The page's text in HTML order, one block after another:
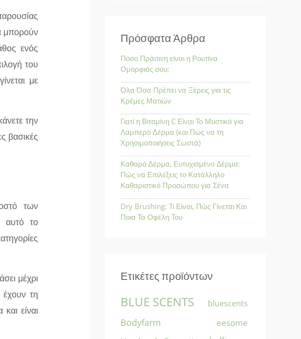
μπορούν
ενός
του
με
την
βασικές
των
αυτό το
μέχρι
έχουν τη
είναι
η
η
ι
α
:
Πρόσφατα Άρθρα
Πόσο Πράσινη είναι η Ρουτίνα
Ομορφιάς σου;
Όλα Όσα Πρέπει να Ξέρεις για τις
Κρέμες Ματιών
Γιατί η Βιταμίνη C Είναι Το Μυστικό για
Λαμπερό Δέρμα (και Πώς να τη
Χρησιμοποιήσεις Σωστά)
Καθαρό Δέρμα, Ευτυχισμένο Δέρμα:
Πώς να Επιλέξεις το Κατάλληλο
Καθαριστικό Προσώπου για Σένα
Dry Brushing: Τι Είναι, Πώς Γίνεται Και
Ποια Τα Οφέλη Του
Ετικέτες προϊόντων
BLUE SCENTS bluescents
Bodyfarm eesome